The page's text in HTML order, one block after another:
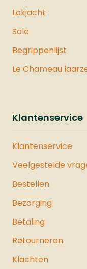
Lokjacht
Sale
Begrippenlijst
Le Chameau
Klantenservice
Klantenservice
Veelgestelde
Bestellen
Bezorging
Betaling
Retourneren
Klachten